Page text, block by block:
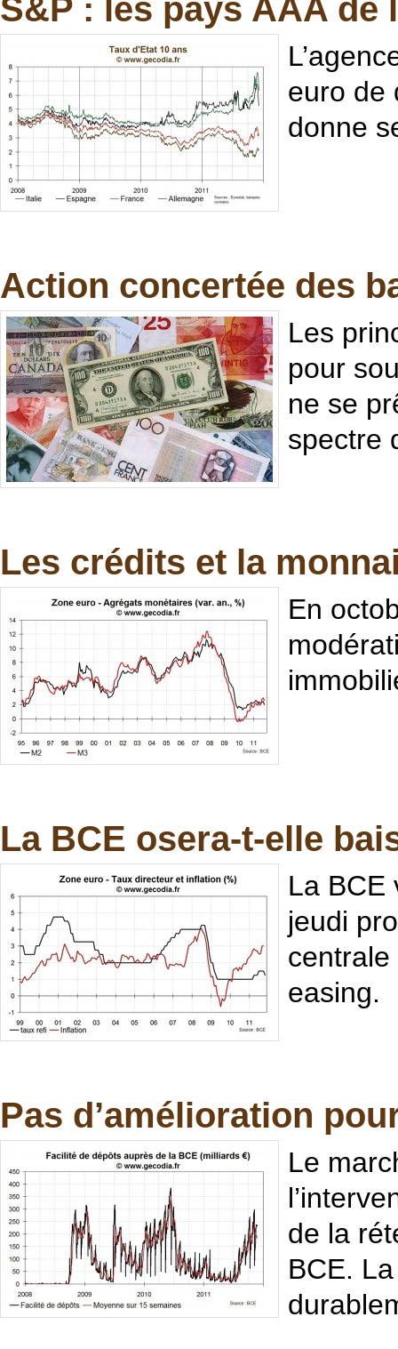
S&P : les pays AAA de
euro de
donne
Action concertée des
Les
pour
ne se
spectre
Les crédits et la
En
La BCE osera-t-elle
La BCE
jeudi
easing.
Pas d’amélioration
Le
de la
BCE.